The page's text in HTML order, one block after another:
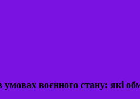
воєнного стану: які